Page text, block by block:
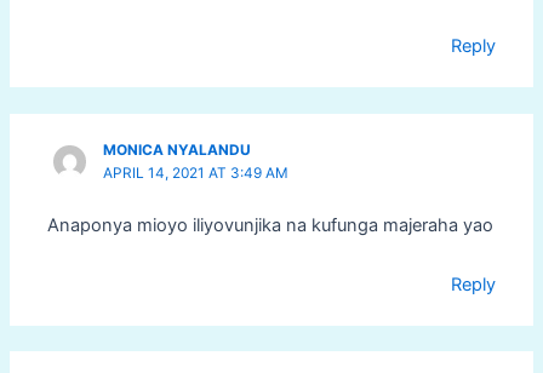
Reply
MONICA NYALANDU
APRIL 14, 2021 AT 3:49 AM
Anaponya mioyo iliyovunjika na kufunga majeraha yao
Reply